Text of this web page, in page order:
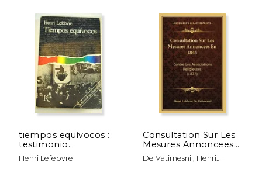
tiempos equívocos :
testimonio
autobiográfico
Henri Lefebvre
Consultation Sur Les
Mesures Annoncees
En 1845: Contre Les
Associations
De Vatimesnil, Henri